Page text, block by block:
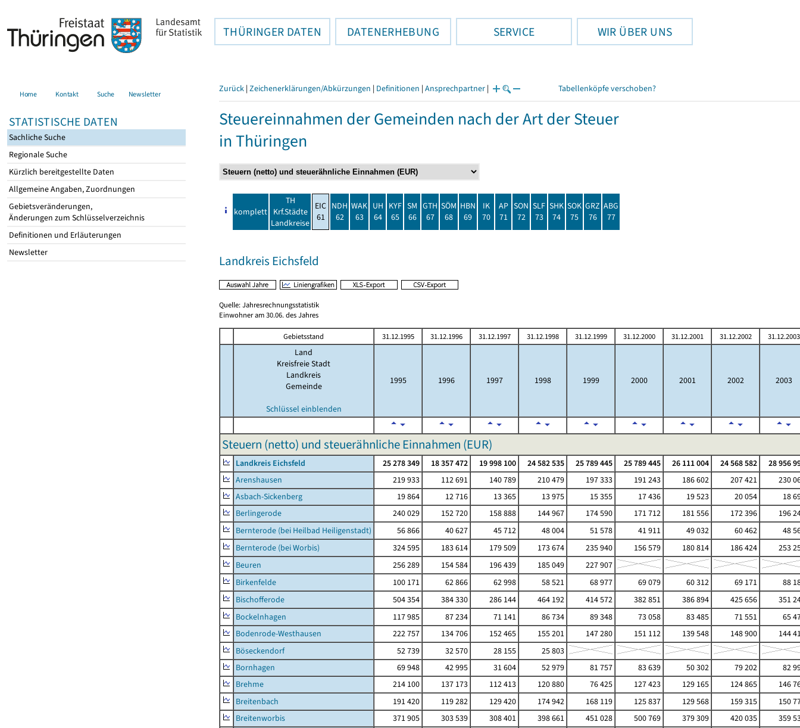
THÜRINGER DATEN DATENERHEBUNG SERVICE WIR ÜBER UNS
Home Kontakt Suche Newsletter
STATISTISCHE DATEN
Sachliche Suche
Regionale Suche
Kürzlich bereitgestellte Daten
Allgemeine Angaben, Zuordnungen
Gebietsveränderungen,
Änderungen zum Schlüsselverzeichnis
Definitionen und Erläuterungen
Newsletter
Zurück | Zeichenerklärungen/Abkürzungen | Definitionen | Ansprechpartner | Tabellenköpfe verschoben?
Steuereinnahmen der Gemeinden nach der Art der Steuer
in Thüringen
komplett
TH
Krf.Städte
Landkreise
EIC
61
NDH
62
WAK
63
UH
64
KYF
65
SM
66
GTH
67
SÖM
68
HBN
69
IK
70
AP
71
SON
72
SLF
73
SHK
74
SOK
75
GRZ
76
ABG
77
Landkreis Eichsfeld
Quelle: Jahresrechnungsstatistik
Einwohner am 30.06. des Jahres
Gebietsstand 31.12.1995 31.12.1996 31.12.1997 31.12.1998 31.12.1999 31.12.2000 31.12.2001 31.12.2002 31.12.2003
Land
Kreisfreie Stadt
Landkreis
Gemeinde
Schlüssel einblenden
1995 1996 1997 1998 1999 2000 2001 2002 2003
Steuern (netto) und steuerähnliche Einnahmen (EUR)
Landkreis Eichsfeld 25 278 349 18 357 472 19 998 100 24 582 535 25 789 445 25 789 445 26 111 004 24 568 582
28 956
Arenshausen
219 933 112 691 140 789 210 479 197 333 191 243 186 602 207 421
230
Asbach-Sickenberg
19 864 12 716 13 365 13 975 15 355 17 436 19 523 20 054
18
Berlingerode
240 029 152 720 158 888 144 967 174 590 171 712 181 556 172 396
196
Bernterode (bei Heilbad Heiligenstadt)
56 866 40 627 45 712 48 004 51 578 41 911 49 032 60 462
48
Bernterode (bei Worbis)
324 595 183 614 179 509 173 674 235 940 156 579 180 814 186 424
253
Beuren
256 289 154 584 196 439 185 049
227 907
Birkenfelde
100 171 62 866 62 998 58 521 68 977 69 079 60 312 69 171
88
Bischofferode
504 354 384 330 286 144 464 192 414 572 382 851 386 894 425 656
351
Bockelnhagen
117 985 87 234 71 141 86 734 89 348 73 058 83 485 71 551
65
Bodenrode-Westhausen
222 757 134 706 152 465 155 201 147 280 151 112 139 548 148 900
144
Böseckendorf
52 739 32 570 28 155
25 803
Bornhagen
69 948 42 995 31 604 52 979 81 757 83 639 50 302 79 202
82
Brehme
214 100 137 173 112 413 120 880 76 425 127 423 129 165 124 865
146
Breitenbach
191 420 119 282 129 420 174 942 168 119 125 837 129 568 159 315
150
Breitenworbis
371 905 303 539 308 401 398 661 451 028 500 769 379 309 420 035
359